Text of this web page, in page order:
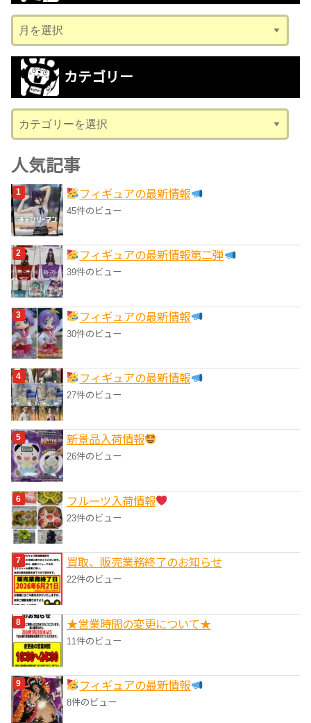
ー
カ
ブ
カテゴリー
テ
ゴ
リ
ー
人気記事
フィギュアの最新情報
45件のビュー
フィギュアの最新情報第二弾
39件のビュー
フィギュアの最新情報
30件のビュー
フィギュアの最新情報
27件のビュー
‎新景品入荷情報
26件のビュー
フルーツ入荷情報
23件のビュー
買取、販売業務終了のお知らせ
22件のビュー
★営業時間の変更について★
11件のビュー
フィギュアの最新情報
8件のビュー